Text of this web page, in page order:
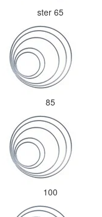
ster 65
85
100